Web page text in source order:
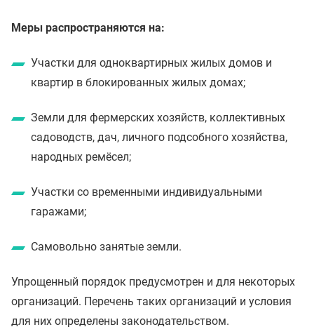
Меры распространяются на:
Участки для одноквартирных жилых домов и
квартир в блокированных жилых домах;
Земли для фермерских хозяйств, коллективных
садоводств, дач, личного подсобного хозяйства,
народных ремёсел;
Участки со временными индивидуальными
гаражами;
Самовольно занятые земли.
Упрощенный порядок предусмотрен и для некоторых
организаций. Перечень таких организаций и условия
для них определены законодательством.